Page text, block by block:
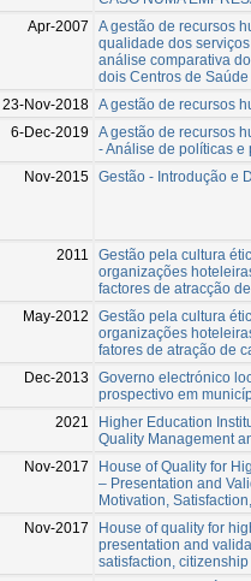
Apr-2007
A gestão de recursos
qualidade dos
análise comparativa
dois Centros de Saúde
23-Nov-2018 A gestão de recursos
6-Dec-2019
A gestão de recursos
- Análise de políticas e
Nov-2015 Gestão - Introdução e
2011
Gestão pela cultura
organizações
factores de atracção
May-2012
Gestão pela cultura
organizações
fatores de atração de
Dec-2013
Governo electrónico
prospectivo em
2021
Higher Education
Quality Management
Nov-2017
House of Quality for
– Presentation and
Motivation,
Nov-2017
House of quality for
presentation and
satisfaction,